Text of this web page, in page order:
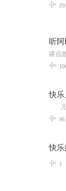
29
听
快乐
96
快
1